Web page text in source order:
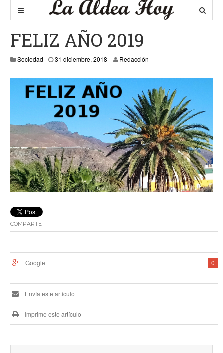
FELIZ AÑO 2019
Sociedad 31 diciembre, 2018 13 enero, 2019
Redacción
COMPARTE
0
Google+
Envía este artículo
Imprime este artículo